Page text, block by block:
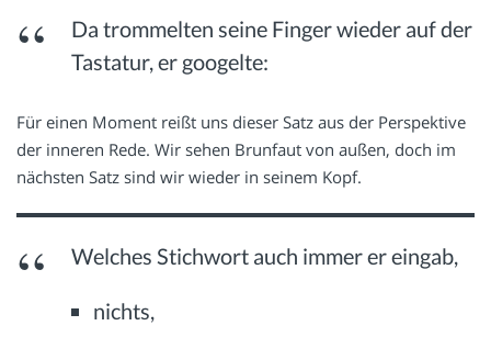
Da trommelten seine Finger wieder auf der
Tastatur, er googelte:
Für einen Moment reißt uns dieser Satz aus der Perspektive
der inneren Rede. Wir sehen Brunfaut von außen, doch im
nächsten Satz sind wir wieder in seinem Kopf.
Welches Stichwort auch immer er eingab,
nichts,